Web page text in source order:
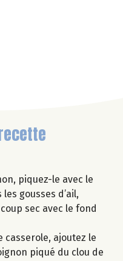
piquez-le avec le
gousses d’ail,
sec avec le fond
casserole, ajoutez le
piqué du clou de